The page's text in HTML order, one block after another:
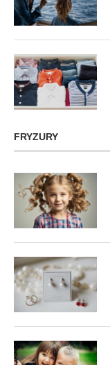
FRYZURY